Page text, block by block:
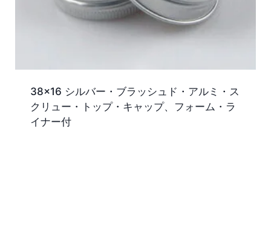
38×16 シルバー・ブラッシュド・アルミ・ス
クリュー・トップ・キャップ、フォーム・ラ
イナー付